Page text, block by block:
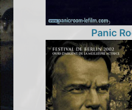
Panic